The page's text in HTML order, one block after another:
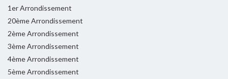
1er Arrondissement
20ème Arrondissement
2ème Arrondissement
3ème Arrondissement
4ème Arrondissement
5ème Arrondissement